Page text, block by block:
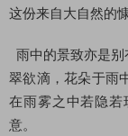
这份来自大自然的
雨中的景致亦是
翠欲滴，花朵于雨
在雨雾之中若隐
意。